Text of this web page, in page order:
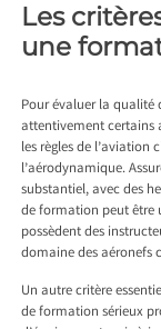
Les
une
Pour évaluer la qualité
attentivement certains
les règles de l’aviation
l’aérodynamique.
substantiel, avec des
de formation peut être
possèdent des
domaine des aéronefs
Un autre critère
de formation sérieux